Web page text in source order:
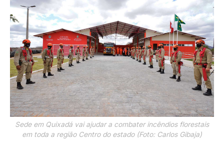
Sede em Quixadá vai ajudar a combater incêndios florestais
em toda a região Centro do estado (Foto: Carlos Gibaja)